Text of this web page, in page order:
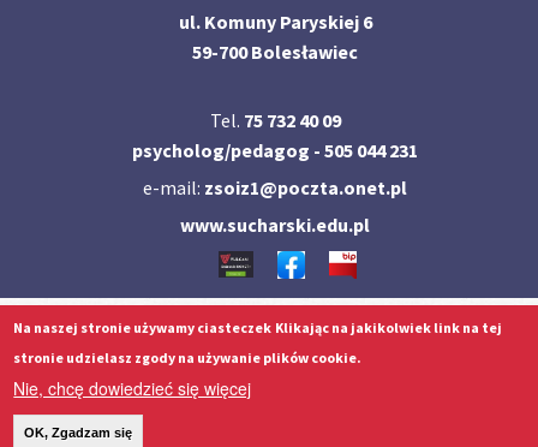
ul. Komuny Paryskiej 6
59-700 Bolesławiec
Tel. 75 732 40 09
psycholog/pedagog - 505 044 231
e-mail: zsoiz1@poczta.onet.pl
www.sucharski.edu.pl
©2021ZSOiZ w Bolesławcu -Archiwum strony
strony internetowe
Na naszej stronie używamy ciasteczek Klikając na jakikolwiek link na tej
stronie udzielasz zgody na używanie plików cookie.
Nie, chcę dowiedzieć się więcej
OK, Zgadzam się